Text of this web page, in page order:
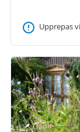
Upprepas